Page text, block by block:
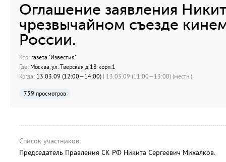
Оглашение заявления
чрезвычайном съезде
России.
Кто: газета "Известия"
Где: Москва, ул. Тверская д.18 корп.1
Когда: 13.03.09 (12:00—14:00) | 13.03.09 (11:00—13:00) (местн.)
759 просмотров
Список участников:
Председатель Правления СК РФ Никита Сергеевич Михалков.